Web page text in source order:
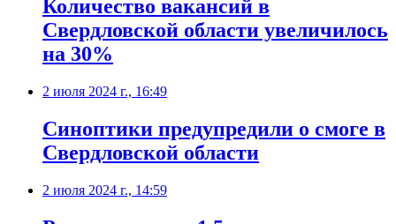
Количество вакансий в
Свердловской области увеличилось
на 30%
2 июля 2024 г., 16:49
Синоптики предупредили о смоге в
Свердловской области
2 июля 2024 г., 14:59